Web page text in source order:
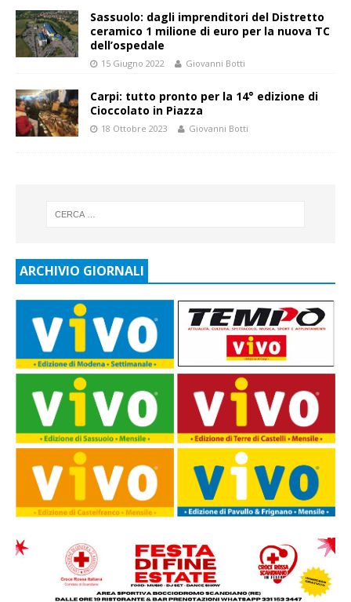
Sassuolo: dagli imprenditori del Distretto
ceramico 1 milione di euro per la nuova TC
dell’ospedale
15 Giugno 2022 Giovanni Botti
Carpi: tutto pronto per la 14° edizione di
Cioccolato in Piazza
18 Ottobre 2023 Giovanni Botti
ARCHIVIO GIORNALI